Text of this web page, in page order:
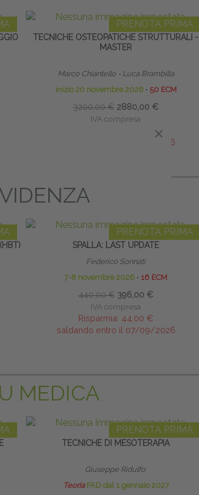
PRENOTA PRIMA
TECNICHE OSTEOPATICHE STRUTTURALI -
MASTER
Marco Chiantello - Luca Brambilla
inizio 20 novembre 2026 ∙ 50 ECM
3200,00 € 2880,00 €
IVA compresa
saldando entro il 20/09/2026
PRENOTA PRIMA
SPALLA: LAST UPDATE
Federico Sonnati
7-8 novembre 2026 ∙ 16 ECM
440,00 € 396,00 €
IVA compresa
Risparmia: 44,00 €
saldando entro il 07/09/2026
MEDICA
PRENOTA PRIMA
TECNICHE DI MESOTERAPIA
Giuseppe Ridulfo
Teoria FAD dal 1 gennaio 2027
×